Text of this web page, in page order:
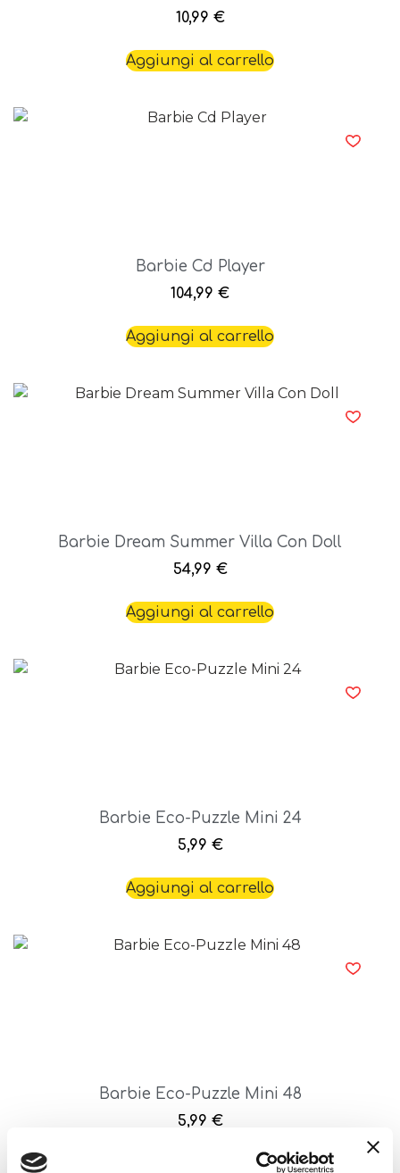
10,99 €
Aggiungi al carrello
Barbie Cd Player
104,99 €
Aggiungi al carrello
Barbie Dream Summer Villa Con Doll
54,99 €
Aggiungi al carrello
Barbie Eco-Puzzle Mini 24
5,99 €
Aggiungi al carrello
Barbie Eco-Puzzle Mini 48
5,99 €
Aggiungi al carrello